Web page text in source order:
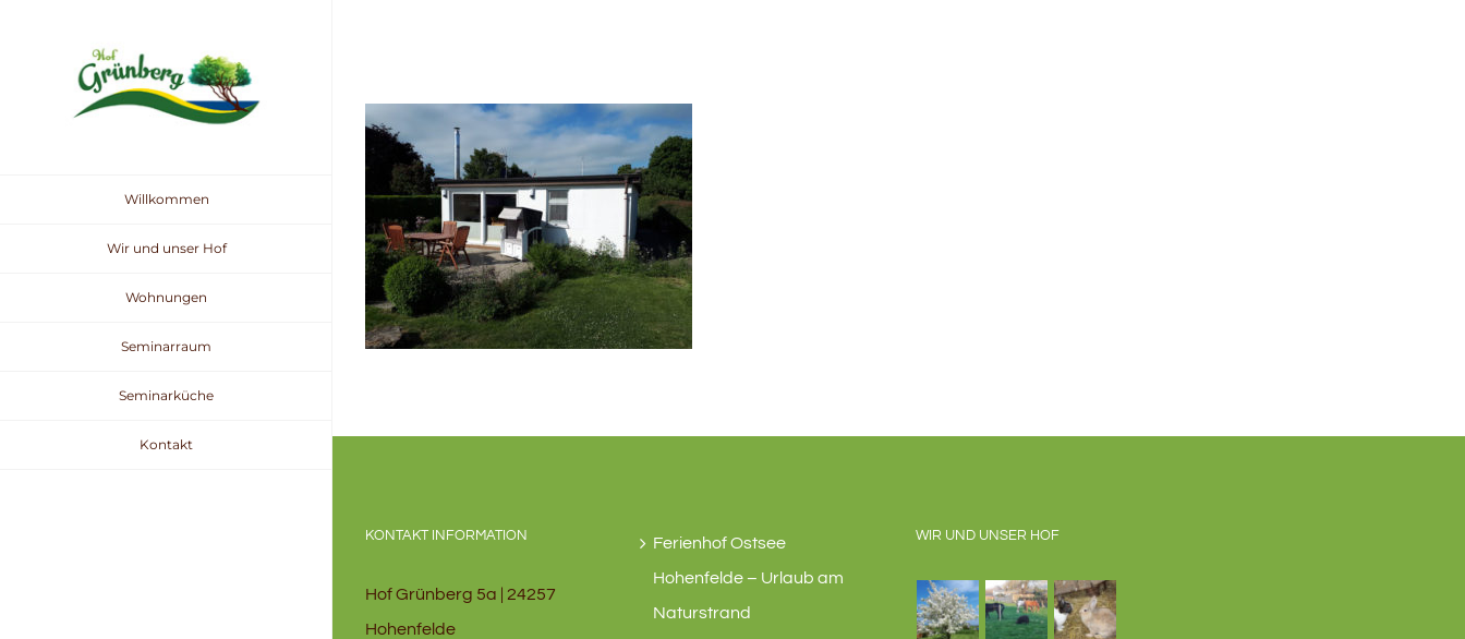
Willkommen
Wir und unser Hof
Wohnungen
Seminarraum
Seminarküche
Kontakt
KONTAKT INFORMATION
Hof Grünberg 5a | 24257
Hohenfelde
Ferienhof Ostsee
Hohenfelde – Urlaub am
Naturstrand
WIR UND UNSER HOF